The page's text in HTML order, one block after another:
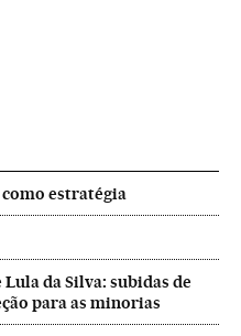
estratégia
da Silva: subidas de
para as minorias